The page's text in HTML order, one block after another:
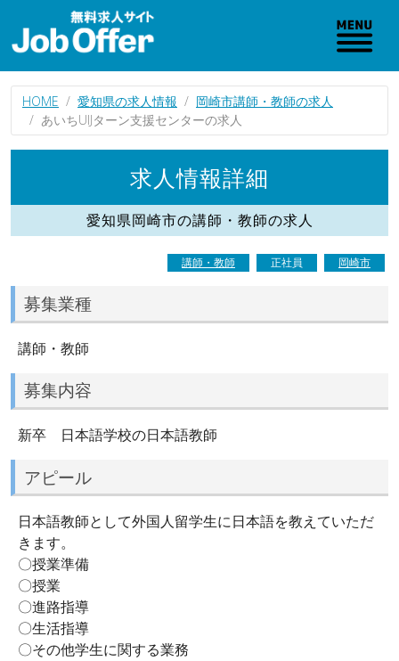
HOME 愛知県の求人情報
岡崎市講師・教師の求人
あいちUIJターン支援センターの求人
求人情報詳細
愛知県岡崎市の講師・教師の求人
講師・教師 正社員 岡崎市
募集業種
講師・教師
募集内容
新卒 日本語学校の日本語教師
アピール
日本語教師として外国人留学生に日本語を教えていただ
きます。
〇授業準備
〇授業
〇進路指導
〇生活指導
〇その他学生に関する業務